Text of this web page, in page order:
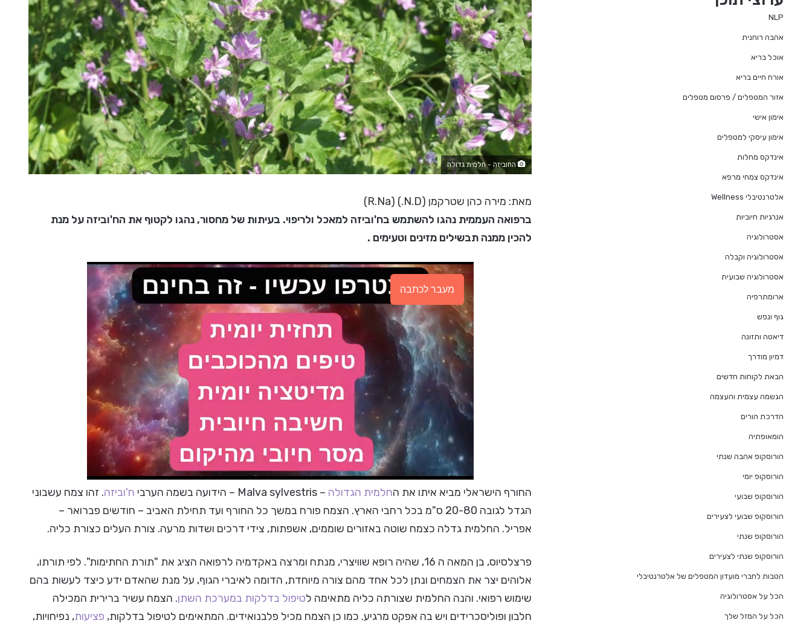
החוביזה - חלמית גדולה
מאת: מירה כהן שטרקמן (N.D.) (R.Na)
ברפואה העממית נהגו להשתמש בח'וביזה למאכל ולריפוי. בעיתות של מחסור, נהגו לקטוף את הח'וביזה על מנת
להכין ממנה תבשילים מזינים וטעימים .
מעבר לכתבה
החורף הישראלי מביא איתו את החלמית הגדולה – Malva sylvestris – הידועה בשמה הערבי ח'וביזה. זהו צמח עשבוני
הגדל לגובה 20-80 ס"מ בכל רחבי הארץ. הצמח פורח במשך כל החורף ועד תחילת האביב – חודשים פברואר –
אפריל. החלמית גדלה כצמח שוטה באזורים שוממים, אשפתות, צידי דרכים ושדות מרעה. צורת העלים כצורת כליה.
פרצלסיוס, בן המאה ה 16, שהיה רופא שוויצרי, מנתח ומרצה באקדמיה לרפואה הציג את "תורת החתימות". לפי תורתו,
אלוהים יצר את הצמחים ונתן לכל אחד מהם צורה מיוחדת, הדומה לאיברי הגוף, על מנת שהאדם ידע כיצד לעשות בהם
שימוש רפואי. והנה החלמית שצורתה כליה מתאימה לטיפול בדלקות במערכת השתן. הצמח עשיר ברירית המכילה
חלבון ופוליסכרידים ויש בה אפקט מרגיע. כמו כן הצמח מכיל פלבנואידים. המתאימים לטיפול בדלקות, פציעות, נפיחויות,
NLP
אהבה רוחנית
אוכל בריא
אורח חיים בריא
אזור המטפלים / פרסום מטפלים
אימון אישי
אימון עיסקי למטפלים
אינדקס מחלות
אינדקס צמחי מרפא
אלטרנטיבלי Wellness
אנרגיות חיוביות
אסטרולוגיה
אסטרולוגיה וקבלה
אסטרולוגיה שבועית
ארומתרפיה
גוף ונפש
דיאטה ותזונה
דמיון מודרך
הבאת לקוחות חדשים
הגשמה עצמית והעצמה
הדרכת הורים
הומאופתיה
הורוסקופ אהבה שנתי
הורוסקופ יומי
הורוסקופ שבועי
הורוסקופ שבועי לצעירים
הורוסקופ שנתי
הורוסקופ שנתי לצעירים
הטבות לחברי מועדון המטפלים של אלטרנטיבלי
הכל על אסטרולוגיה
הכל על המזל שלך